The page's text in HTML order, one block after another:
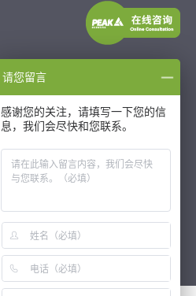
请您留言
感谢您的关注，请填写一下您的信
息，我们会尽快和您联系。